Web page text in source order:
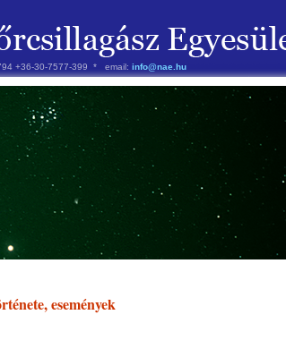
+36-30-7577-399 * email: info@nae.hu
események